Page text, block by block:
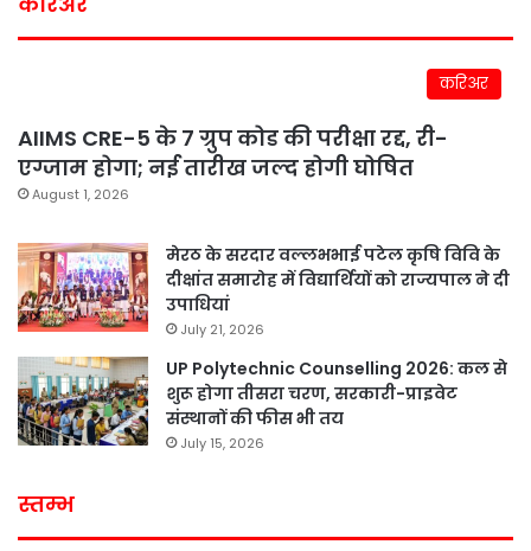
करिअर
AIIMS CRE-5 के 7 ग्रुप कोड की परीक्षा रद्द, री-
एग्जाम होगा; नई तारीख जल्द होगी घोषित
August 1, 2026
मेरठ के सरदार वल्लभभाई पटेल कृषि विवि के
दीक्षांत समारोह में विद्यार्थियों को राज्यपाल ने दी
उपाधियां
July 21, 2026
UP Polytechnic Counselling 2026: कल से
शुरू होगा तीसरा चरण, सरकारी-प्राइवेट
संस्थानों की फीस भी तय
July 15, 2026
स्तम्भ